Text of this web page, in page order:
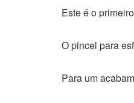
Este é o
O pincel para
Para um